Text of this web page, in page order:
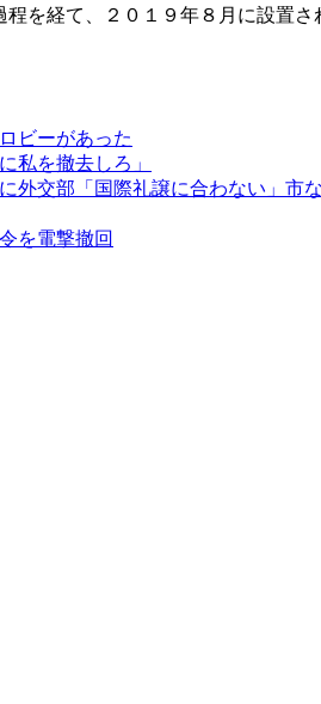
を経て、２０１９年８月に設置
ビーがあった
私を撤去しろ」
外交部「国際礼譲に合わない」市
を電撃撤回